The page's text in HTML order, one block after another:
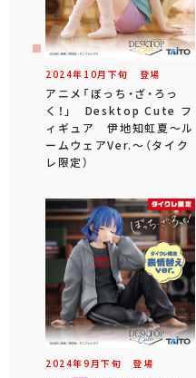
2024年 10月 下旬 登場
アニメ「ぼっち・ざ・ろっ
く！」 Desktop Cute フ
ィギュア 伊地知虹夏～ル
ームウェアVer.～（タイク
レ限定）
2024年9 月下旬 登場